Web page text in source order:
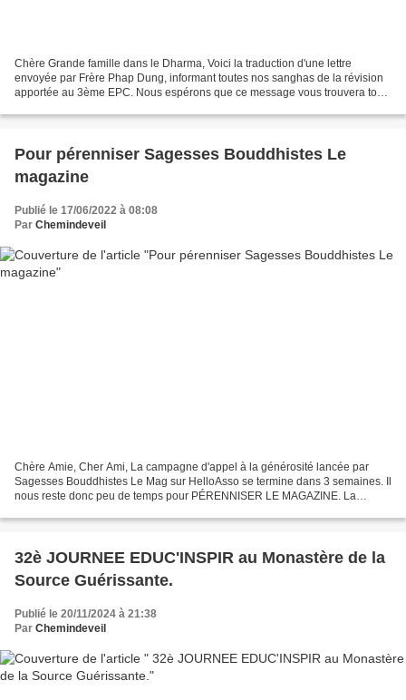
Chère Grande famille dans le Dharma, Voici la traduction d'une lettre
envoyée par Frère Phap Dung, informant toutes nos sanghas de la révision
apportée au 3ème EPC. Nous espérons que ce message vous trouvera tous
Pour pérenniser Sagesses Bouddhistes Le
magazine
Publié le 17/06/2022 à 08:08
Par Chemindeveil
Chère Amie, Cher Ami, La campagne d'appel à la générosité lancée par
Sagesses Bouddhistes Le Mag sur HelloAsso se termine dans 3 semaines. Il
nous reste donc peu de temps pour PÉRENNISER LE MAGAZINE. La
32è JOURNEE EDUC'INSPIR au Monastère de la
Source Guérissante.
Publié le 20/11/2024 à 21:38
Par Chemindeveil